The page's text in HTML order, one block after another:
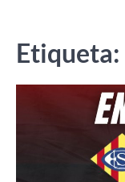
Etiqueta: